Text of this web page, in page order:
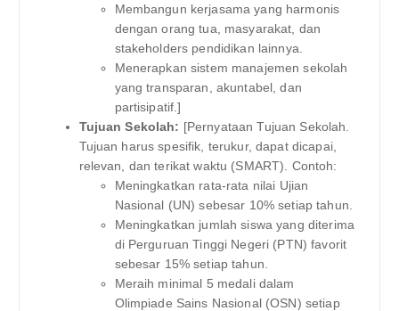
Membangun kerjasama yang harmonis
dengan orang tua, masyarakat, dan
stakeholders pendidikan lainnya.
Menerapkan sistem manajemen sekolah
yang transparan, akuntabel, dan
partisipatif.]
Tujuan Sekolah: [Pernyataan Tujuan Sekolah.
Tujuan harus spesifik, terukur, dapat dicapai,
relevan, dan terikat waktu (SMART). Contoh:
Meningkatkan rata-rata nilai Ujian
Nasional (UN) sebesar 10% setiap tahun.
Meningkatkan jumlah siswa yang diterima
di Perguruan Tinggi Negeri (PTN) favorit
sebesar 15% setiap tahun.
Meraih minimal 5 medali dalam
Olimpiade Sains Nasional (OSN) setiap